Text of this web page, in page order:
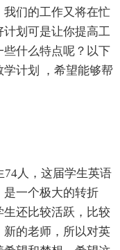
们的工作又将在忙
划可是让你提高工
什么特点呢？以下
计划 ，希望能够帮
74人，这届学生英语
一个极大的转折
生还比较活跃，比较
的老师，所以对英